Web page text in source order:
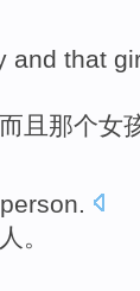
and that
而且 那个女
person
人 。